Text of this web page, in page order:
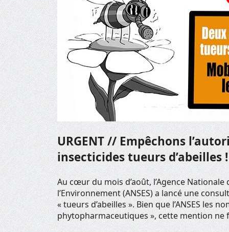
URGENT // Empêchons
insecticides tueurs d’abeilles !
Au cœur du mois d’août, l’Agence
l’Environnement (ANSES) a lancé une
« tueurs d’abeilles ». Bien que l’ANSES les
phytopharmaceutiques », cette mention ne